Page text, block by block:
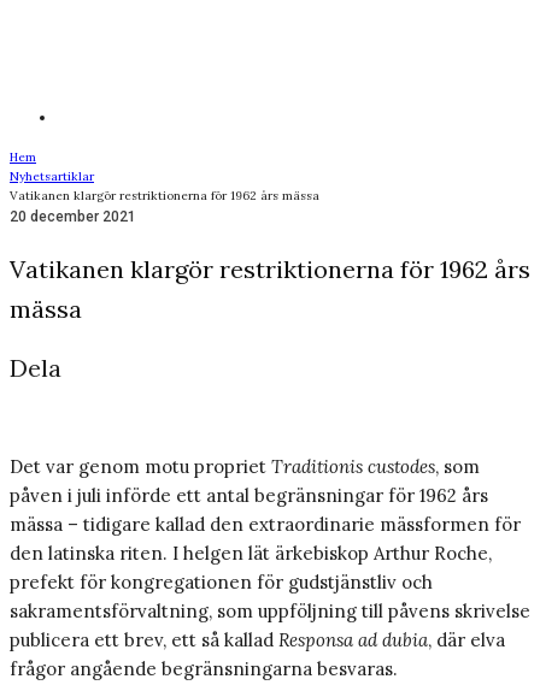
Hem
Nyhetsartiklar
Vatikanen klargör restriktionerna för 1962 års mässa
20 december 2021
Vatikanen klargör restriktionerna för 1962 års
mässa
Dela
Det var genom motu propriet Traditionis custodes, som
påven i juli införde ett antal begränsningar för 1962 års
mässa – tidigare kallad den extraordinarie mässformen för
den latinska riten. I helgen lät ärkebiskop Arthur Roche,
prefekt för kongregationen för gudstjänstliv och
sakramentsförvaltning, som uppföljning till påvens skrivelse
publicera ett brev, ett så kallad Responsa ad dubia, där elva
frågor angående begränsningarna besvaras.